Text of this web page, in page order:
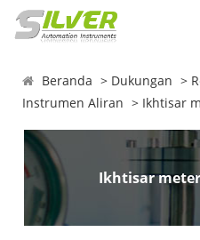
Beranda Dukungan
Instrumen Aliran
Ikhtisar
Ikhtisar